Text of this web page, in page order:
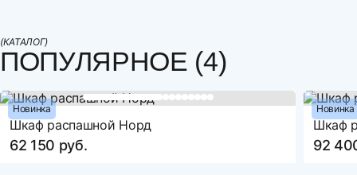
Глубина
Спальное место, ширина
Спальное место, длина
2000
Бельевой ящик
нет
Декоративные подушки
нет
Оплата наличными
Оплата по счету
Оплата банковской картой
Рассрочка по картам Совесть и Халва
Оплата СБП
Оцените товар
(КАТАЛОГ)
ПОПУЛЯРНОЕ (4)
Новинка
Шкаф распашной Норд
62 150 руб.
Новинка
Шкаф
92